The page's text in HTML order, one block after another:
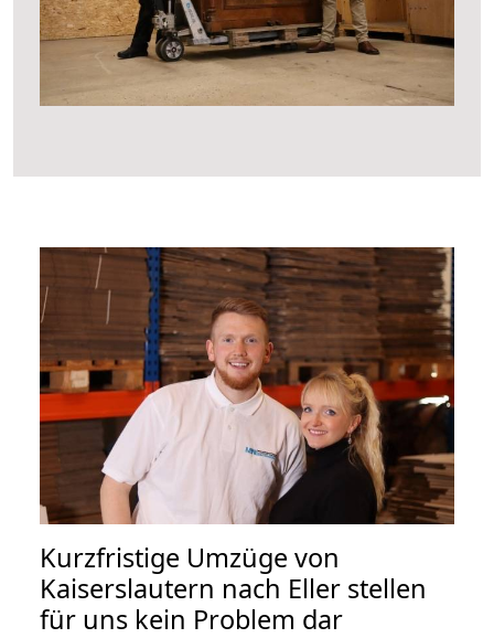
Kurzfristige Umzüge von
Kaiserslautern nach Eller stellen
für uns kein Problem dar